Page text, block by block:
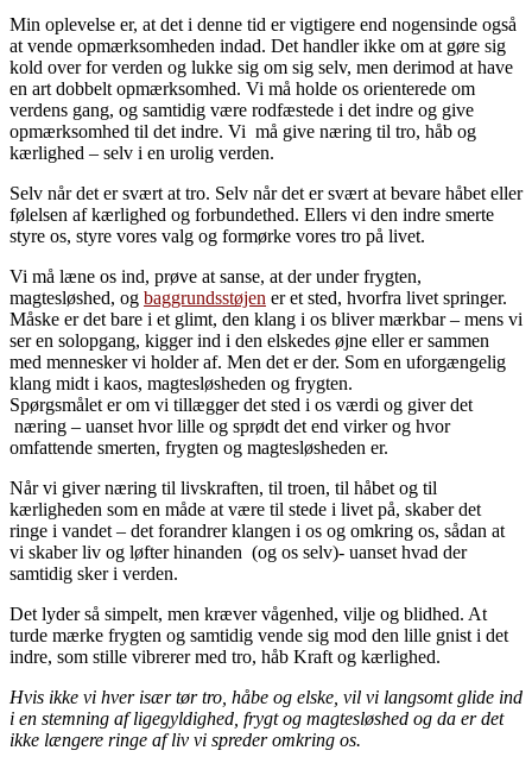
Min oplevelse er, at det i denne tid er vigtigere end nogensinde også
at vende opmærksomheden indad. Det handler ikke om at gøre sig
kold over for verden og lukke sig om sig selv, men derimod at have
en art dobbelt opmærksomhed. Vi må holde os orienterede om
verdens gang, og samtidig være rodfæstede i det indre og give
opmærksomhed til det indre. Vi må give næring til tro, håb og
kærlighed – selv i en urolig verden.
Selv når det er svært at tro. Selv når det er svært at bevare håbet eller
følelsen af kærlighed og forbundethed. Ellers vi den indre smerte
styre os, styre vores valg og formørke vores tro på livet.
Vi må læne os ind, prøve at sanse, at der under frygten,
magtesløshed, og baggrundsstøjen er et sted, hvorfra livet springer.
Måske er det bare i et glimt, den klang i os bliver mærkbar – mens vi
ser en solopgang, kigger ind i den elskedes øjne eller er sammen
med mennesker vi holder af. Men det er der. Som en uforgængelig
klang midt i kaos, magtesløsheden og frygten.
Spørgsmålet er om vi tillægger det sted i os værdi og giver det
næring – uanset hvor lille og sprødt det end virker og hvor
omfattende smerten, frygten og magtesløsheden er.
Når vi giver næring til livskraften, til troen, til håbet og til
kærligheden som en måde at være til stede i livet på, skaber det
ringe i vandet – det forandrer klangen i os og omkring os, sådan at
vi skaber liv og løfter hinanden (og os selv)- uanset hvad der
samtidig sker i verden.
Det lyder så simpelt, men kræver vågenhed, vilje og blidhed. At
turde mærke frygten og samtidig vende sig mod den lille gnist i det
indre, som stille vibrerer med tro, håb Kraft og kærlighed.
Hvis ikke vi hver især tør tro, håbe og elske, vil vi langsomt glide ind
i en stemning af ligegyldighed, frygt og magtesløshed og da er det
ikke længere ringe af liv vi spreder omkring os.